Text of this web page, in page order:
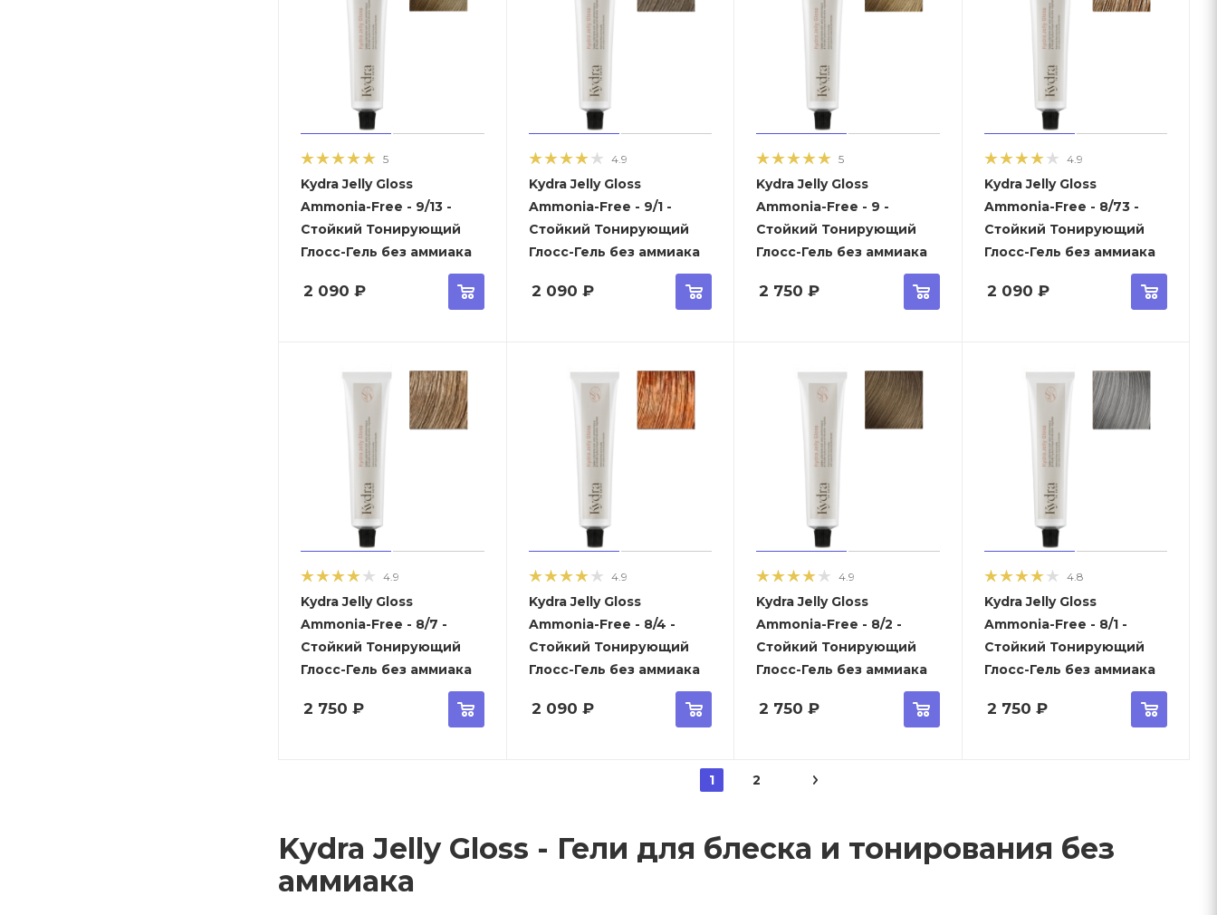
5
Kydra Jelly Gloss
Ammonia-Free - 9/13 -
Стойкий Тонирующий
Глосс-Гель без аммиака
2 090 ₽
4.9
Kydra Jelly Gloss
Ammonia-Free - 9/1 -
Стойкий Тонирующий
Глосс-Гель без аммиака
2 090 ₽
5
Kydra Jelly Gloss
Ammonia-Free - 9 -
Стойкий Тонирующий
Глосс-Гель без аммиака
2 750 ₽
4.9
Kydra Jelly Gloss
Ammonia-Free - 8/73 -
Стойкий Тонирующий
Глосс-Гель без аммиака
2 090 ₽
4.9
Kydra Jelly Gloss
Ammonia-Free - 8/7 -
Стойкий Тонирующий
Глосс-Гель без аммиака
2 750 ₽
4.9
Kydra Jelly Gloss
Ammonia-Free - 8/4 -
Стойкий Тонирующий
Глосс-Гель без аммиака
2 090 ₽
4.9
Kydra Jelly Gloss
Ammonia-Free - 8/2 -
Стойкий Тонирующий
Глосс-Гель без аммиака
2 750 ₽
4.8
Kydra Jelly Gloss
Ammonia-Free - 8/1 -
Стойкий Тонирующий
Глосс-Гель без аммиака
2 750 ₽
1 2
Kydra Jelly Gloss - Гели для блеска и тонирования без
аммиака